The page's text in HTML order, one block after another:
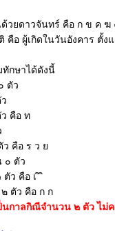
วยดาวจันทร์ คือ ก ข ค ฆ
คือ ผู้เกิดในวันอังคาร ตั้งแ
ทักษาได้ดังนี้
ตัว
คือ ท
คือ ร ว ย
๐ ตัว
ว คือ เ
ตัว คือ ก ก
กาลกิณีจำนวน ๒ ตัว ไม่